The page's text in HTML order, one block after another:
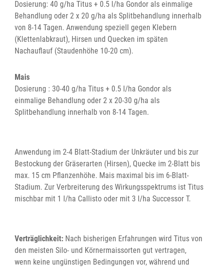
Dosierung: 40 g/ha Titus + 0.5 l/ha Gondor als einmalige
Behandlung oder 2 x 20 g/ha als Splitbehandlung innerhalb
von 8-14 Tagen. Anwendung speziell gegen Klebern
(Klettenlabkraut), Hirsen und Quecken im späten
Nachauflauf (Staudenhöhe 10-20 cm).
Mais
Dosierung : 30-40 g/ha Titus + 0.5 l/ha Gondor als
einmalige Behandlung oder 2 x 20-30 g/ha als
Splitbehandlung innerhalb von 8-14 Tagen.
Anwendung im 2-4 Blatt-Stadium der Unkräuter und bis zur
Bestockung der Gräserarten (Hirsen), Quecke im 2-Blatt bis
max. 15 cm Pflanzenhöhe. Mais maximal bis im 6-Blatt-
Stadium. Zur Verbreiterung des Wirkungsspektrums ist Titus
mischbar mit 1 l/ha Callisto oder mit 3 l/ha Successor T.
Verträglichkeit: Nach bisherigen Erfahrungen wird Titus von
den meisten Silo- und Körnermaissorten gut vertragen,
wenn keine ungünstigen Bedingungen vor, während und